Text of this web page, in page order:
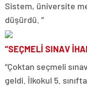
Sistem, üniversite
düşürdü. ”
“SEÇMELİ SINAV
“Çoktan seçmeli
geldi. İlkokul 5.